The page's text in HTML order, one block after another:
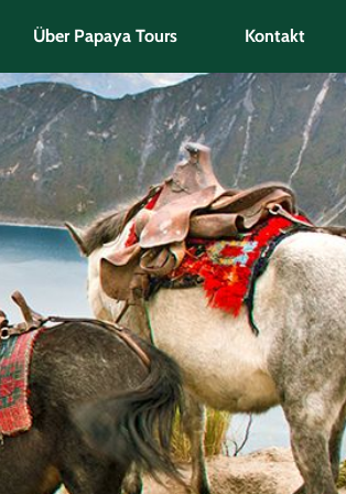
Über Papaya Tours Kontakt